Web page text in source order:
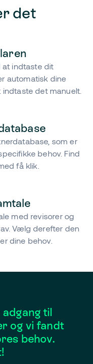
det
at indtaste dit
automatisk dine
det manuelt.
som er
behov. Find
få klik.
med revisorer og
Vælg derefter den
dine behov.
til
og vi fandt
behov.